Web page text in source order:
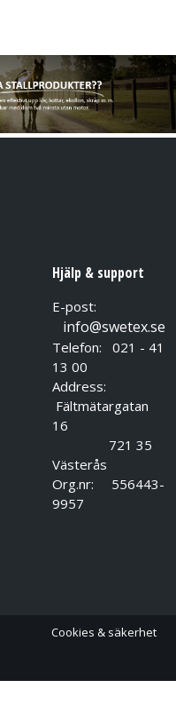
Hjälp & support
E-post:
info@swetex.se
Telefon: 021 - 41
13 00
Address:
Fältmätargatan
16
721 35
Västerås
Org.nr: 556443-
9957
Cookies & säkerhet